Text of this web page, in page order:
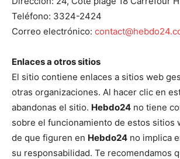
Teléfono: 3324-2424
Correo electrónico:
Enlaces a otros sitios
El sitio contiene enlaces a sitios web
otras organizaciones. Al hacer clic en
abandonas el sitio. Hebdo24 no tiene
sobre el funcionamiento de estos sitios
de que figuren en Hebdo24 no implica
su responsabilidad. Te recomendamos